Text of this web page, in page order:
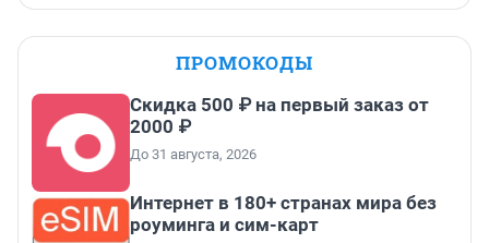
ПРОМОКОДЫ
Скидка 500 ₽ на первый заказ от
2000 ₽
До 31 августа, 2026
Интернет в 180+ странах мира без
роуминга и сим-карт